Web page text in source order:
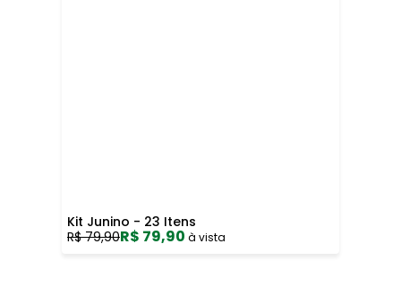
Kit Junino - 23 Itens
R$ 79,90R$ 79,90 à vista